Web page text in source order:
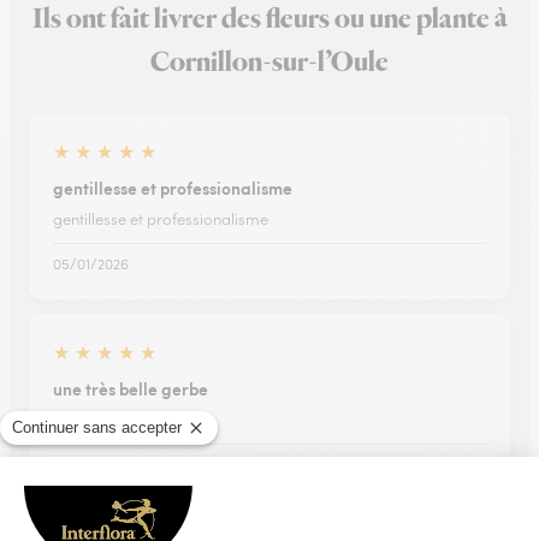
Ils ont fait livrer des fleurs ou une plante à
Cornillon-sur-l’Oule
★ ★ ★ ★ ★
gentillesse et professionalisme
gentillesse et professionalisme
05/01/2026
★ ★ ★ ★ ★
une très belle gerbe
une très belle gerbe